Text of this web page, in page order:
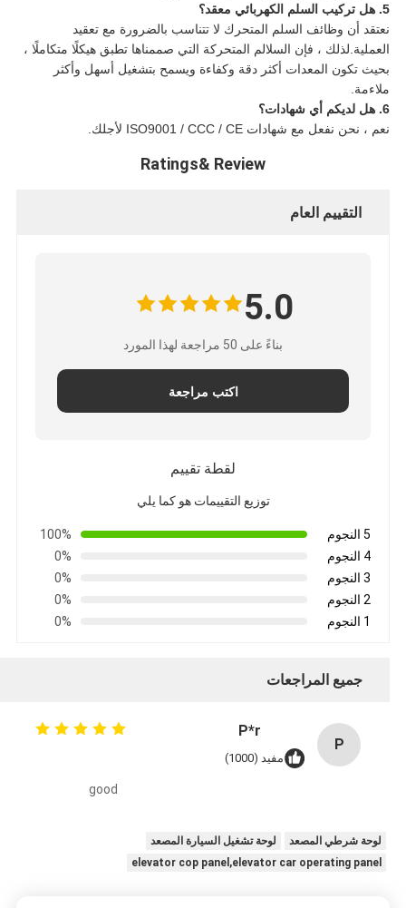
5. هل تركيب السلم الكهربائي معقد؟
نعتقد أن وظائف السلم المتحرك لا تتناسب بالضرورة مع تعقيد
العملية.لذلك ، فإن السلالم المتحركة التي صممناها تطبق هيكلًا متكاملًا ،
بحيث تكون المعدات أكثر دقة وكفاءة ويسمح بتشغيل أسهل وأكثر
ملاءمة.
6. هل لديكم أي شهادات؟
نعم ، نحن نفعل مع شهادات ISO9001 / CCC / CE لأجلك.
Ratings& Review
التقييم العام
5.0
بناءً على 50 مراجعة لهذا المورد
اكتب مراجعة
لقطة تقييم
توزيع التقييمات هو كما يلي
5 النجوم
100%
4 النجوم
0%
3 النجوم
0%
2 النجوم
0%
1 النجوم
0%
جميع المراجعات
P
P*r
مفيد (1000)
good
لوحة شرطي المصعد
لوحة تشغيل السيارة المصعد
elevator cop panel,elevator car operating panel